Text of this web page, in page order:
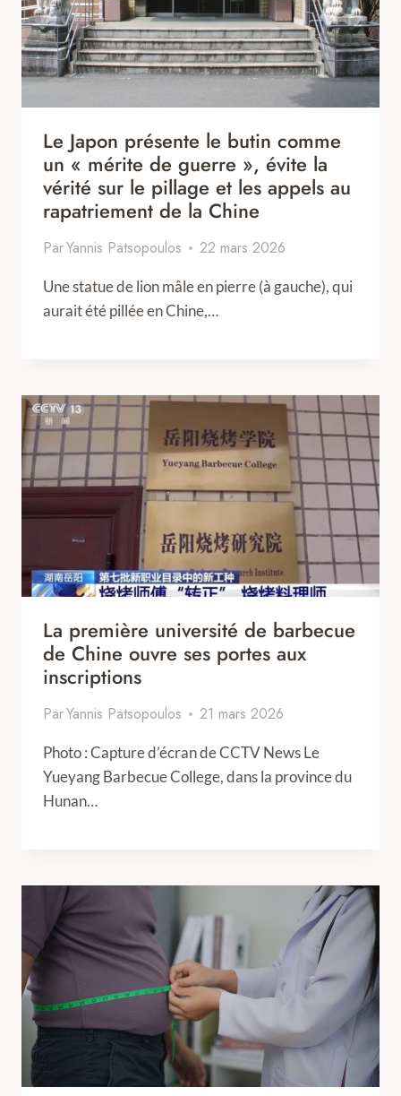
Le Japon présente le butin comme
un « mérite de guerre », évite la
vérité sur le pillage et les appels au
rapatriement de la Chine
ParYannis Patsopoulos 22 mars 2026
Une statue de lion mâle en pierre (à gauche), qui
aurait été pillée en Chine,…
La première université de barbecue
de Chine ouvre ses portes aux
inscriptions
ParYannis Patsopoulos 21 mars 2026
Photo : Capture d’écran de CCTV News Le
Yueyang Barbecue College, dans la province du
Hunan…